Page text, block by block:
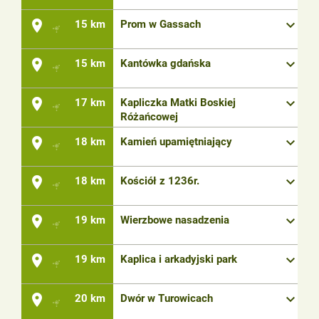
place 15 km Prom w Gassach keyboard_arrow_down
place 15 km Kantówka gdańska keyboard_arrow_down
place 17 km
Kapliczka Matki Boskiej
Różańcowej
keyboard_arrow_down
place 18 km Kamień upamiętniający keyboard_arrow_down
place 18 km Kościół z 1236r. keyboard_arrow_down
place 19 km Wierzbowe nasadzenia keyboard_arrow_down
place 19 km Kaplica i arkadyjski park keyboard_arrow_down
place 20 km Dwór w Turowicach keyboard_arrow_down